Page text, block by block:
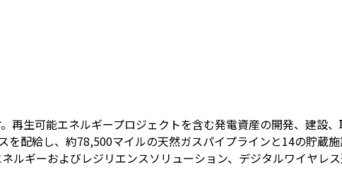
生可能エネルギープロジェクトを含む発電資産の開発、建設
配給し、約78,500マイルの天然ガスパイプラインと14の貯蔵
ルギーおよびレジリエンスソリューション、デジタルワイヤレ